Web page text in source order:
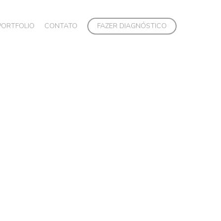
CONTATO FAZER DIAGNÓSTICO